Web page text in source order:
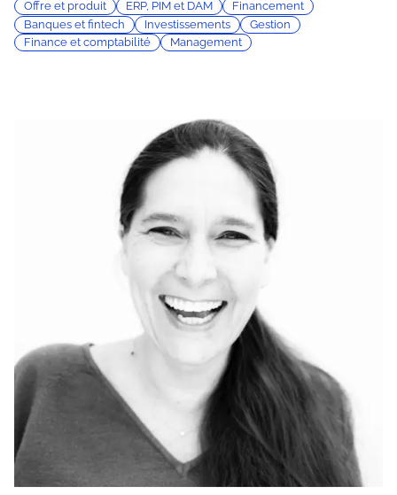
Offre et produit ERP, PIM et DAM
Financement
Banques et fintech
Investissements
Gestion
Finance et comptabilité
Management